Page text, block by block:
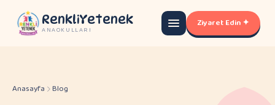
RenkliYetenek
ANAOKULLARI
Ziyaret Edin ✦
Anasayfa Blog